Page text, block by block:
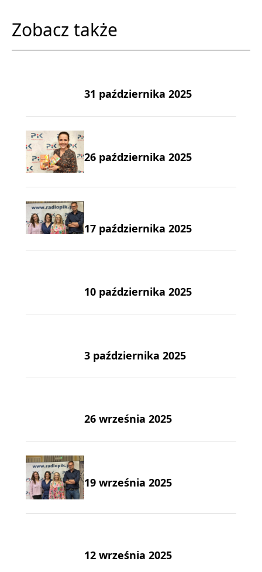
Zobacz także
31 października 2025
26 października 2025
17 października 2025
10 października 2025
3 października 2025
26 września 2025
19 września 2025
12 września 2025